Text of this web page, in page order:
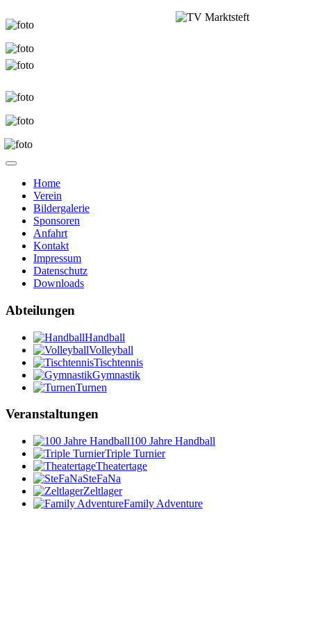
Home
Verein
Bildergalerie
Sponsoren
Anfahrt
Kontakt
Impressum
Datenschutz
Downloads
Abteilungen
Handball
Volleyball
Tischtennis
Gymnastik
Turnen
Veranstaltungen
100 Jahre Handball
Triple Turnier
Theatertage
SteFaNa
Zeltlager
Family Adventure